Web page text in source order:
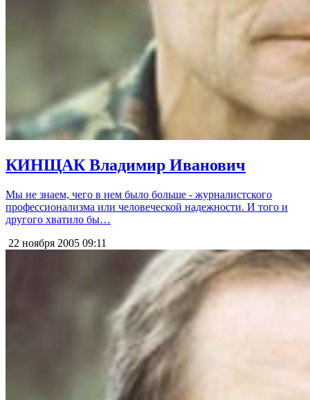
КИНЩАК Владимир Иванович
Мы не знаем, чего в нем было больше - журналистского
профессионализма или человеческой надежности. И того и
другого хватило бы…
22 ноября 2005 09:11